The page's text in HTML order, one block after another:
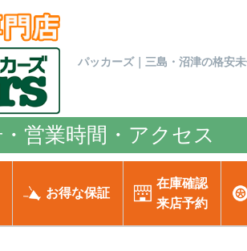
パッカーズ｜三島・沼津の格安
営業時間・アクセス
お得な保証
在庫確認
来店予約